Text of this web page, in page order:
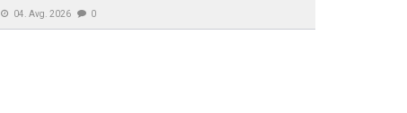
04. Avg. 2026 0